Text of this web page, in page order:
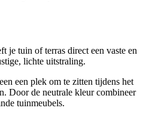
je tuin of terras direct een vaste en
lichte uitstraling.
een plek om te zitten tijdens het
Door de neutrale kleur combineer
tuinmeubels.